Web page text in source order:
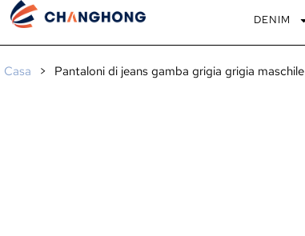
DENIM
Casa > Pantaloni di jeans gamba grigia grigia maschile